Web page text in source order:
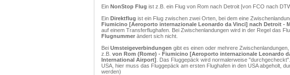
Ein NonStop Flug ist z.B. ein Flug von Rom nach Detroit [von FCO nach
Ein Direktflug ist ein Flug zwischen zwei Orten, bei dem eine
Fiumicino [Aeroporto internazionale Leonardo da Vinci] nach Detroit -
auf einem Transferflughafen. Bei Zwischenlandungen wird in der Regel das
Flugnummer ändert sich nicht.
Bei Umsteigeverbindungen gibt es einen oder mehrere
z.B. von Rom (Rome) - Fiumicino [Aeroporto internazionale Leonardo
International Airport] . Das Fluggepäck wird normalerweise
USA, hier muss das Fluggepäck am ersten Flughafen in den USA abgeholt,
werden)